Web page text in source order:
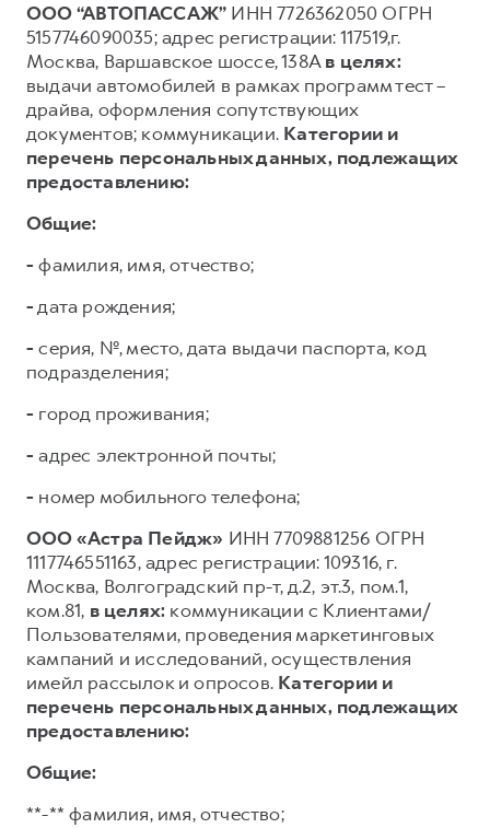
ООО “АВТОПАССАЖ” ИНН 7726362050 ОГРН
5157746090035; адрес регистрации: 117519,г.
Москва, Варшавское шоссе, 138Ав целях:
выдачи автомобилей в рамках программ тест –
драйва, оформления сопутствующих
документов; коммуникации. Категории и
перечень персональных данных, подлежащих
предоставлению:
Общие:
- фамилия, имя, отчество;
-дата рождения;
- серия, №, место, дата выдачи паспорта, код
подразделения;
- город проживания;
- адрес электронной почты;
- номер мобильного телефона;
ООО «Астра Пейдж» ИНН 7709881256 ОГРН
1117746551163, адрес регистрации: 109316, г.
Москва, Волгоградский пр-т, д.2, эт.3, пом.1,
ком.81, в целях: коммуникации с Клиентами/
Пользователями, проведения маркетинговых
кампаний и исследований, осуществления
имейл рассылок и опросов. Категории и
перечень персональных данных, подлежащих
предоставлению:
Общие:
**-** фамилия, имя, отчество;